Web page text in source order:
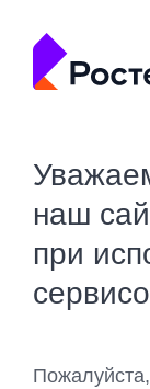
наш
при